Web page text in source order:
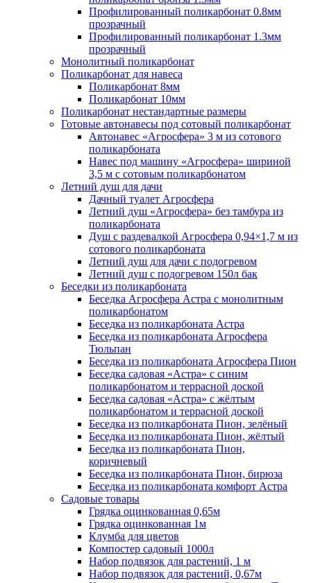
Профилированный поликарбонат 0.8мм
прозрачный
Профилированный поликарбонат 1.3мм
прозрачный
Монолитный поликарбонат
Поликарбонат для навеса
Поликарбонат 8мм
Поликарбонат 10мм
Поликарбонат нестандартные размеры
Готовые автонавесы под сотовый поликарбонат
Автонавес «Агросфера» 3 м из сотового
поликарбоната
Навес под машину «Агросфера» шириной
3,5 м с сотовым поликарбонатом
Летний душ для дачи
Дачный туалет Агросфера
Летний душ «Агросфера» без тамбура из
поликарбоната
Душ с раздевалкой Агросфера 0,94×1,7 м из
сотового поликарбоната
Летний душ для дачи с подогревом
Летний душ с подогревом 150л бак
Беседки из поликарбоната
Беседка Агросфера Астра с монолитным
поликарбонатом
Беседка из поликарбоната Астра
Беседка из поликарбоната Агросфера
Тюльпан
Беседка из поликарбоната Агросфера Пион
Беседка садовая «Астра» с синим
поликарбонатом и террасной доской
Беседка садовая «Астра» с жёлтым
поликарбонатом и террасной доской
Беседка из поликарбоната Пион, зелёный
Беседка из поликарбоната Пион, жёлтый
Беседка из поликарбоната Пион,
коричневый
Беседка из поликарбоната Пион, бирюза
Беседка из поликарбоната комфорт Астра
Садовые товары
Грядка оцинкованная 0,65м
Грядка оцинкованная 1м
Клумба для цветов
Компостер садовый 1000л
Набор подвязок для растений, 1 м
Набор подвязок для растений, 0,67м